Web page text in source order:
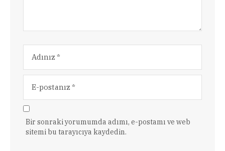
Bir sonraki yorumumda adımı, e-postamı ve web
sitemi bu tarayıcıya kaydedin.